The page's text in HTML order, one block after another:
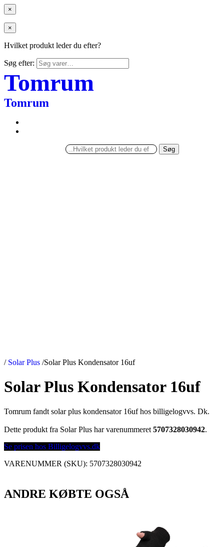
×
×
Hvilket produkt leder du efter?
Søg efter:
Tomrum
Tomrum
Søg
/ Solar Plus /Solar Plus Kondensator 16uf
Solar Plus Kondensator 16uf
Tomrum fandt solar plus kondensator 16uf hos billigelogvvs. Dk.
Dette produkt fra Solar Plus har varenummeret 5707328030942.
Se prisen hos Billigelogvvs.dk
VARENUMMER (SKU): 5707328030942
ANDRE KØBTE OGSÅ